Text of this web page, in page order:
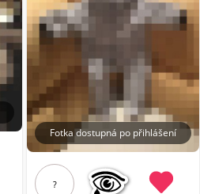
Fotka dostupná po přihlášení
?